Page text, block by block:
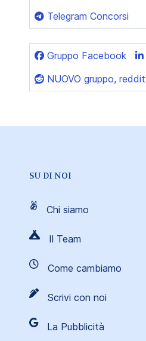
Telegram Concorsi
Gruppo Facebook
NUOVO gruppo, reddit
SU DI NOI
Chi siamo
Il Team
Come cambiamo
Scrivi con noi
La Pubblicità